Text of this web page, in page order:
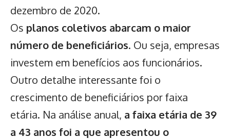
dezembro de 2020.
Os planos coletivos abarcam o maior
número de beneficiários. Ou seja, empresas
investem em benefícios aos funcionários.
Outro detalhe interessante foi o
crescimento de beneficiários por faixa
etária. Na análise anual, a faixa etária de 39
a 43 anos foi a que apresentou o